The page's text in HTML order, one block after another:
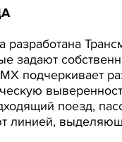
задают
подчеркивает
поезд,
линией,